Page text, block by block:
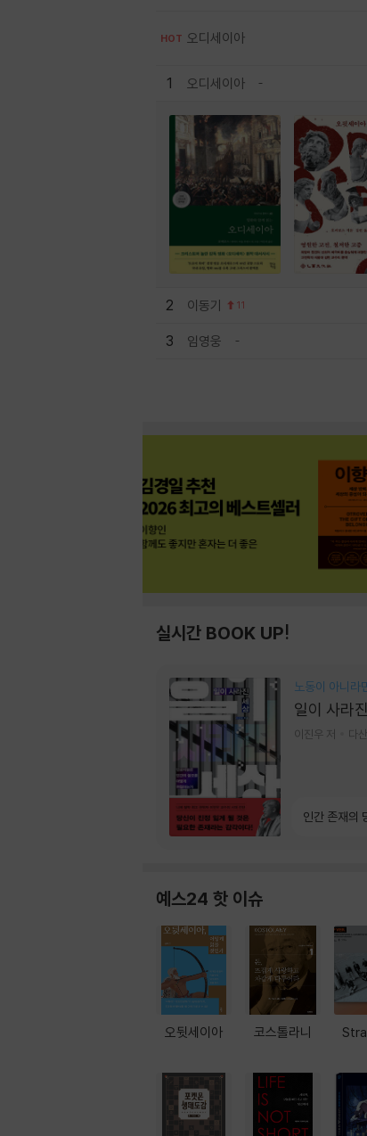
HOT 오디세이아
1 오디세이아
2 이동기 11
3 임영웅
실시간 BOOK UP!
노동이 아니라
일이 사라
이진우 저 다
인간 존재의
예스24 핫 이슈
오뒷세이아 코스톨라니